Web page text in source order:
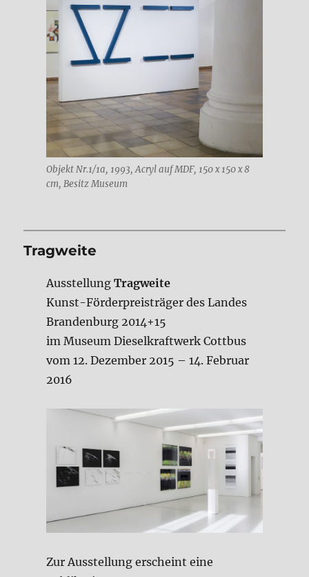
Objekt Nr.1/1a, 1993, Acryl auf MDF, 150 x 150 x 8
cm, Besitz Museum
Tragweite
AusstellungTragweite
Kunst-Förderpreisträger des Landes
Brandenburg 2014+15
im Museum Dieselkraftwerk Cottbus
vom 12. Dezember 2015 – 14. Februar
2016
Zur Ausstellung erscheint eine